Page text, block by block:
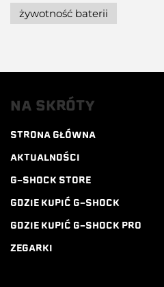
żywotność baterii
NA SKRÓTY
STRONA GŁÓWNA
AKTUALNOŚCI
G-SHOCK STORE
GDZIE KUPIĆ G-SHOCK
GDZIE KUPIĆ G-SHOCK PRO
ZEGARKI